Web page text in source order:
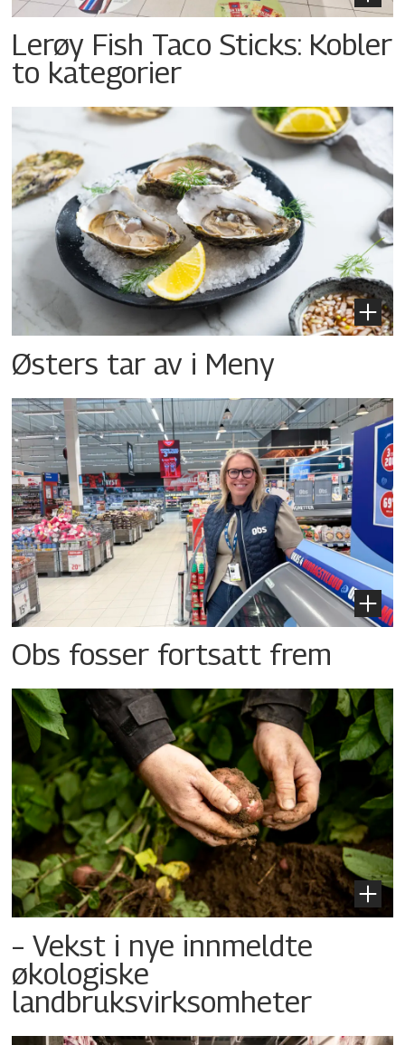
Lerøy Fish Taco Sticks: Kobler
to kategorier
Østers tar av i Meny
Obs fosser fortsatt frem
– Vekst i nye innmeldte
økologiske
landbruksvirksomheter